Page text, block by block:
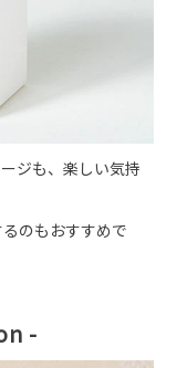
ジも、楽しい気持
のもおすすめで
-